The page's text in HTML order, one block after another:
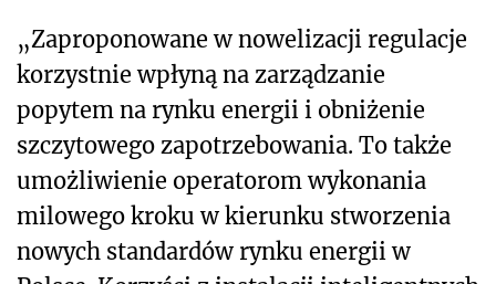
„Zaproponowane w nowelizacji regulacje
korzystnie wpłyną na zarządzanie
popytem na rynku energii i obniżenie
szczytowego zapotrzebowania. To także
umożliwienie operatorom wykonania
milowego kroku w kierunku stworzenia
nowych standardów rynku energii w